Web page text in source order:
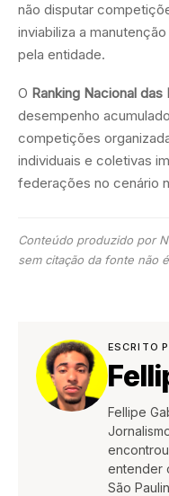
não disputar
inviabiliza a
pela entidade.
O Ranking Nacional
desempenho
competições
individuais e coletivas
federações no cenário
Conteúdo produzido por
sem citação da fonte não
ESCRITO
Fellipe
entender
São